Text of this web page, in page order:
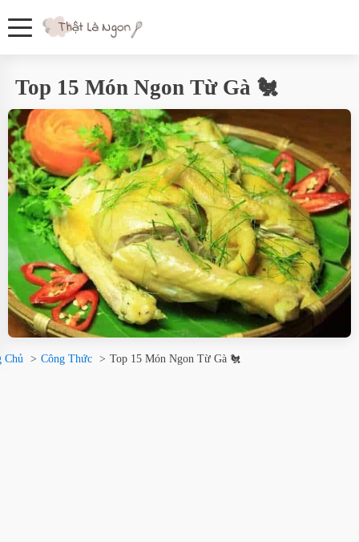
Top 15 Món Ngon Từ Gà 🐔
Chủ Công Thức Top 15 Món Ngon Từ Gà 🐔